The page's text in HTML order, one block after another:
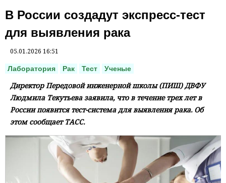
В России создадут экспресс-тест
для выявления рака
05.01.2026 16:51
Лаборатория Рак Тест Ученые
Директор Передовой инженерной школы (ПИШ) ДВФУ
Людмила Текутьева заявила, что в течение трех лет в
России появится тест-система для выявления рака. Об
этом сообщает ТАСС.